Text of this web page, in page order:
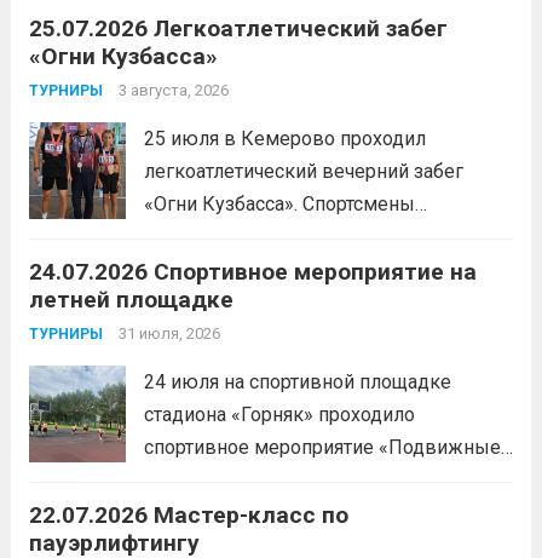
25.07.2026 Легкоатлетический забег
«Огни Кузбасса»
ТУРНИРЫ 3 августа, 2026
25 июля в Кемерово проходил
легкоатлетический вечерний забег
«Огни Кузбасса». Спортсмены
приняли участие в забеге и заняли
следующие призовые места:1 место —
Шабалин Максим, Щербунова Милана,
Всеволод3 место — Табакова
Александра
24.07.2026 Спортивное мероприятие на
летней площадке
ТУРНИРЫ 31 июля, 2026
24 июля на спортивной площадке
стадиона «Горняк» проходило
спортивное мероприятие «Подвижные
«хоккей».Читать дальше
22.07.2026 Мастер-класс по
пауэрлифтингу